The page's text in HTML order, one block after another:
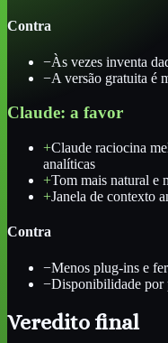
Contra
−Às vezes inventa
−A versão gratuita é
Claude: a favor
+Claude raciocina
analíticas
+Tom mais natural e
+Janela de contexto
Contra
−Menos plug-ins e
−Disponibilidade por
Veredito final